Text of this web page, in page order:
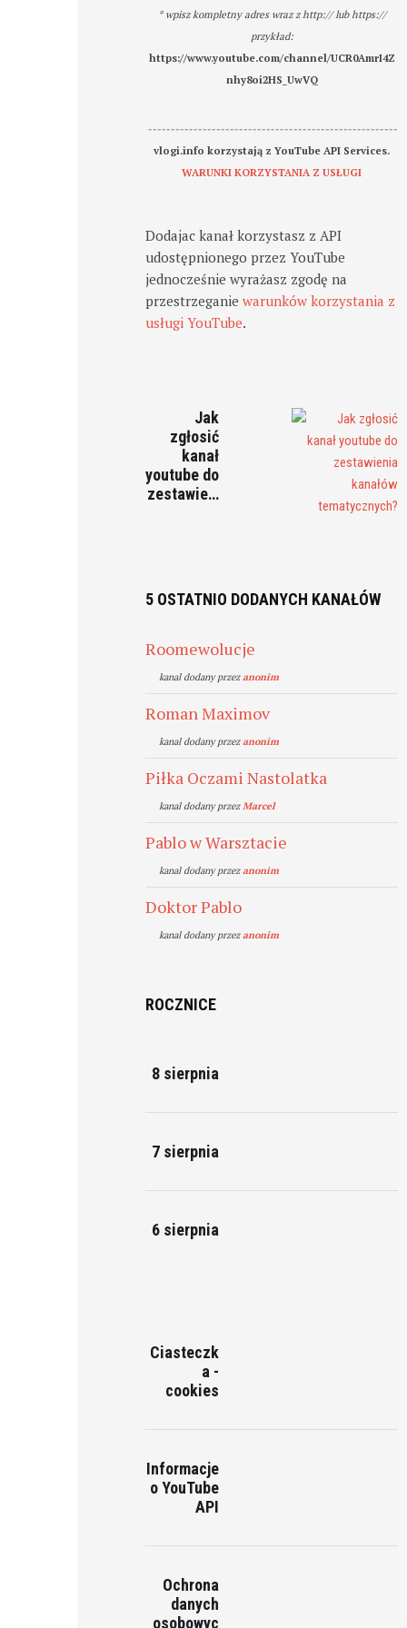
* wpisz kompletny adres wraz z http:// lub https://
przykład:
https://www.youtube.com/channel/UCR0AmrI4Z
nhy8oi2HS_UwVQ
-------------------------------------------------------
vlogi.info korzystają z YouTube API Services.
WARUNKI KORZYSTANIA Z USŁUGI
Dodajac kanał korzystasz z API
udostępnionego przez YouTube
jednocześnie wyrażasz zgodę na
przestrzeganiewarunków korzystania z
usługi YouTube.
Jak
zgłosić
kanał
youtube do
zestawie…
5 OSTATNIO DODANYCH KANAŁÓW
Roomewolucje
kanal dodany przezanonim
Roman Maximov
kanal dodany przezanonim
Piłka Oczami Nastolatka
kanal dodany przezMarcel
Pablo w Warsztacie
kanal dodany przezanonim
Doktor Pablo
kanal dodany przezanonim
ROCZNICE
8 sierpnia
7 sierpnia
6 sierpnia
Ciasteczk
a -
cookies
Informacje
o YouTube
API
Ochrona
danych
osobowyc